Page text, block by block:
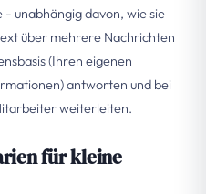
unabhängig davon, wie sie
über mehrere Nachrichten
(Ihren eigenen
antworten und bei
weiterleiten.
für kleine